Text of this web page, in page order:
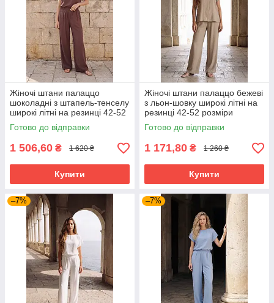
Жіночі штани палаццо
шоколадні з штапель-тенселу
широкі літні на резинці 42-52
розміри
Готово до відправки
1 506,60 ₴ 1 620 ₴
Купити
Жіночі штани палаццо бежеві
з льон-шовку широкі літні на
резинці 42-52 розміри
Готово до відправки
1 171,80 ₴ 1 260 ₴
Купити
–7% –7%